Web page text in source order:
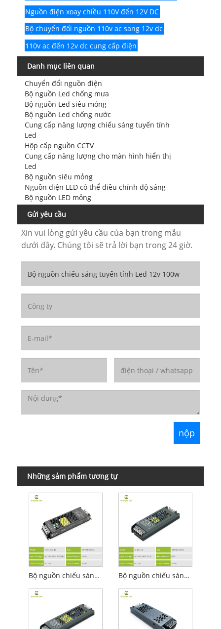
Nguồn điện xoay chiều 110V đến 12V DC
Bộ chuyển đổi nguồn 110v ac sang 12v dc
110v ac đến 12v dc cung cấp điện
Danh mục liên quan
Chuyển đổi nguồn điện
Bộ nguồn Led chống mưa
Bộ nguồn Led siêu mỏng
Bộ nguồn Led chống nước
Cung cấp năng lượng chiếu sáng tuyến tính
Led
Hộp cấp nguồn CCTV
Cung cấp năng lượng cho màn hình hiển thị
Led
Bộ nguồn siêu mỏng
Nguồn điện LED có thể điều chỉnh độ sáng
Bộ nguồn LED mỏng
Gửi yêu cầu
Xin vui lòng gửi yêu cầu của bạn trong mẫu
dưới đây. Chúng tôi sẽ trả lời bạn trong 24 giờ.
Những sảm phẩm tương tự
Bộ nguồn chiếu sáng tuyến tính Led 12v 200w Bộ nguồn chiếu sáng tuyến tính Led 12v 100w thời trang